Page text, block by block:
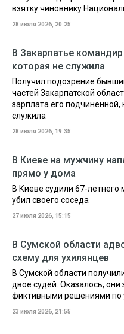
взятку чиновнику
28 июля 2026, 20:25
В Закарпатье
которая не служила
Получил подозрение
частей Закарпатской
зарплата его
служила
28 июля 2026, 19:35
В Киеве на мужчину
прямо у дома
В Киеве судили 67-
убил своего соседа
27 июля 2026, 15:15
В Сумской области
схему для ухилянцев
В Сумской области
двое судей. Оказалось,
фиктивными решениями по
23 июля 2026, 21:55